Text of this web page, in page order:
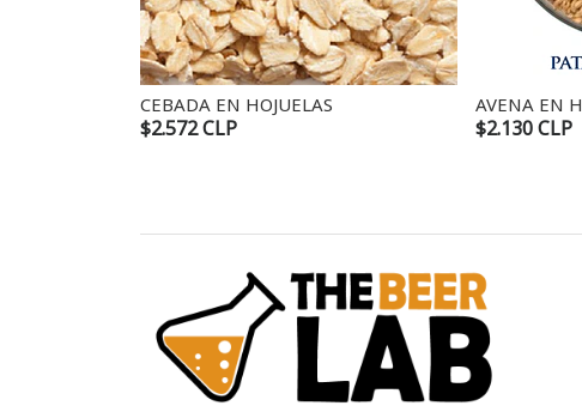
CEBADA EN HOJUELAS
$2.572 CLP
AVENA EN HOJUELAS
$2.130 CLP